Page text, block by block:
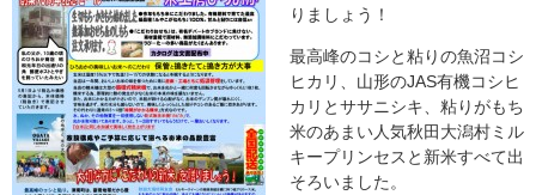
りましょう！
最高峰のコシと粘りの魚沼コシ
ヒカリ、山形のJAS有機コシヒ
カリとササニシキ、粘りがもち
米のあまい人気秋田大潟村ミル
キープリンセスと新米すべて出
そろいました。